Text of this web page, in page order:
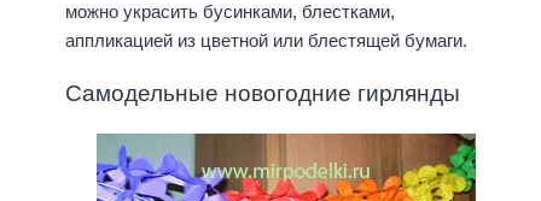
можно украсить бусинками, блестками,
аппликацией из цветной или блестящей бумаги.
Самодельные новогодние гирлянды